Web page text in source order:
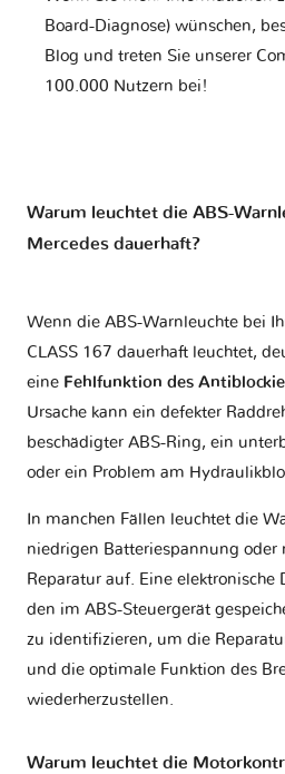
Board-Diagnose) wünschen,
Blog und treten Sie unserer
100.000 Nutzern bei!
Warum leuchtet die ABS-
Mercedes dauerhaft?
Wenn die ABS-Warnleuchte bei
CLASS 167 dauerhaft leuchtet,
eine Fehlfunktion des
Ursache kann ein defekter
beschädigter ABS-Ring, ein
oder ein Problem am
In manchen Fällen leuchtet die
niedrigen Batteriespannung oder
Reparatur auf. Eine elektronische
den im ABS-Steuergerät
zu identifizieren, um die
und die optimale Funktion des
wiederherzustellen.
Warum leuchtet die